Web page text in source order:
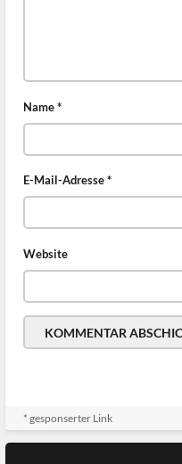
Name*
E-Mail-Adresse*
Website
* gesponserter Link